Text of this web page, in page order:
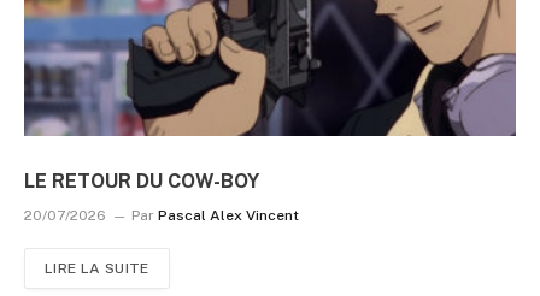
LE RETOUR DU COW-BOY
20/07/2026 Par Pascal Alex Vincent
LIRE LA SUITE